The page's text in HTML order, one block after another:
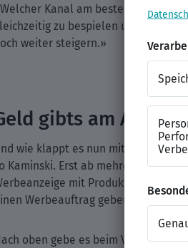
Kanal am besten geeignet
zu bespielen und die
weiter steigern.»
gibts am
wie klappt es nun mit dem
Kaminski. Erst ab mehreren
mit Produkten
Werbeauftrag geben», sagt
oben gebe es beim Verdienst